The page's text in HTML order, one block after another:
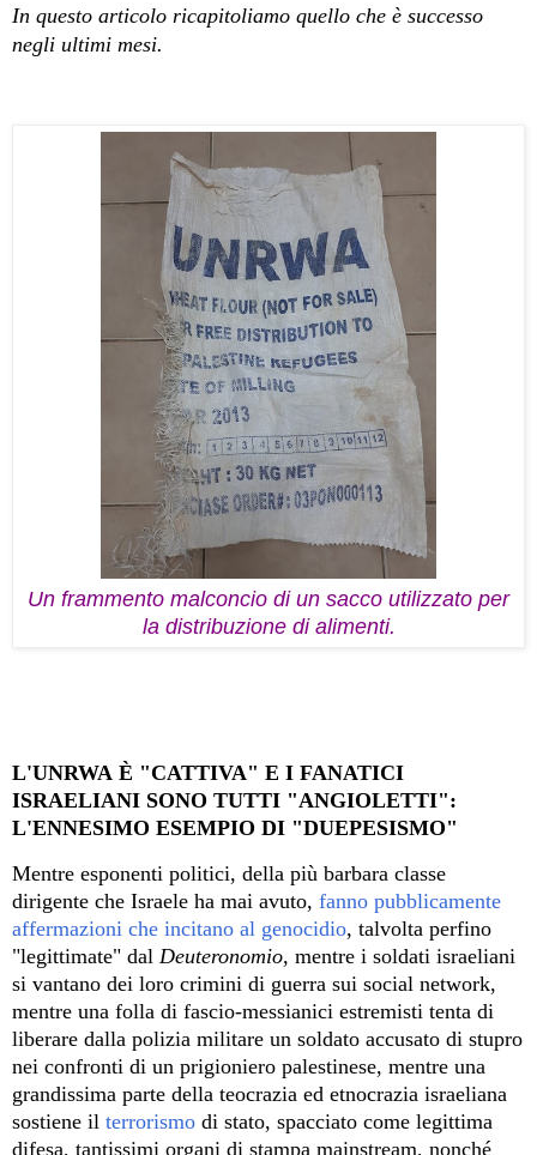
In questo articolo ricapitoliamo quello che è successo
negli ultimi mesi.
Un frammento malconcio di un sacco utilizzato per
la distribuzione di alimenti.
L'UNRWA È "CATTIVA" E I FANATICI
ISRAELIANI SONO TUTTI "ANGIOLETTI":
L'ENNESIMO ESEMPIO DI "DUEPESISMO"
Mentre esponenti politici, della più barbara classe
dirigente che Israele ha mai avuto, fanno pubblicamente
affermazioni che incitano al genocidio, talvolta perfino
"legittimate" dal Deuteronomio, mentre i soldati israeliani
si vantano dei loro crimini di guerra sui social network,
mentre una folla di fascio-messianici estremisti tenta di
liberare dalla polizia militare un soldato accusato di stupro
nei confronti di un prigioniero palestinese, mentre una
grandissima parte della teocrazia ed etnocrazia israeliana
sostiene il terrorismo di stato, spacciato come legittima
difesa, tantissimi organi di stampa mainstream, nonché